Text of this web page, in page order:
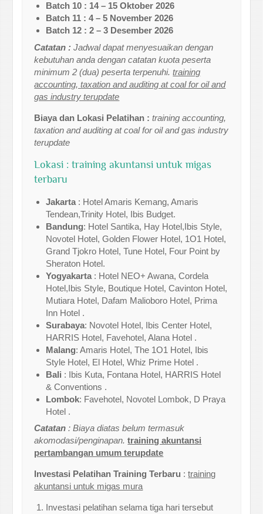
Batch 10 : 14 – 15 Oktober 2026
Batch 11 : 4 – 5 November 2026
Batch 12 : 2 – 3 Desember 2026
Catatan :Jadwal dapat menyesuaikan dengan
kebutuhan anda dengan catatan kuota peserta
minimum 2 (dua) peserta terpenuhi.training
accounting, taxation and auditing at coal for oil and
gas industry terupdate
Biaya dan Lokasi Pelatihan :training accounting,
taxation and auditing at coal for oil and gas industry
terupdate
Lokasi : training akuntansi untuk migas
terbaru
Jakarta : Hotel Amaris Kemang, Amaris
Tendean,Trinity Hotel, Ibis Budget.
Bandung: Hotel Santika, Hay Hotel,Ibis Style,
Novotel Hotel, Golden Flower Hotel, 1O1 Hotel,
Grand Tjokro Hotel, Tune Hotel, Four Point by
Sheraton Hotel.
Yogyakarta : Hotel NEO+ Awana, Cordela
Hotel,Ibis Style, Boutique Hotel, Cavinton Hotel,
Mutiara Hotel, Dafam Malioboro Hotel, Prima
Inn Hotel .
Surabaya: Novotel Hotel, Ibis Center Hotel,
HARRIS Hotel, Favehotel, Alana Hotel .
Malang: Amaris Hotel, The 1O1 Hotel, Ibis
Style Hotel, El Hotel, Whiz Prime Hotel .
Bali : Ibis Kuta, Fontana Hotel, HARRIS Hotel
& Conventions .
Lombok: Favehotel, Novotel Lombok, D Praya
Hotel .
Catatan: Biaya diatas belum termasuk
akomodasi/penginapan.training akuntansi
pertambangan umum terupdate
Investasi Pelatihan Training Terbaru :training
akuntansi untuk migas mura
Investasi pelatihan selama tiga hari tersebut